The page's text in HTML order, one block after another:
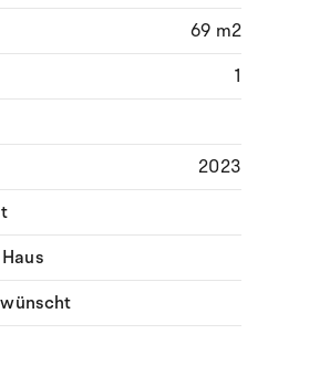
69 m2
1
2023